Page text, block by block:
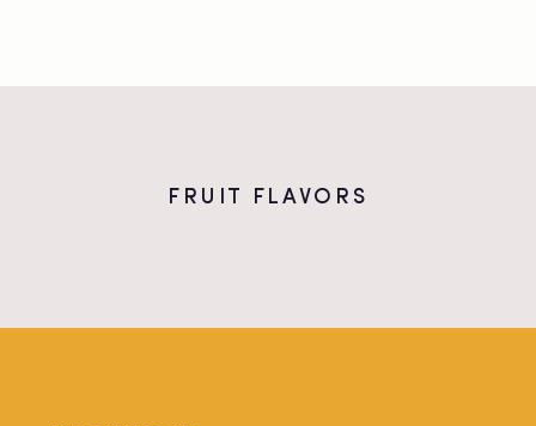
FRUIT FLAVORS